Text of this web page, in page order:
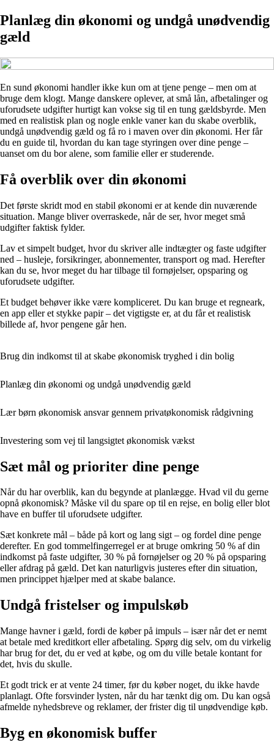
Planlæg din økonomi og undgå unødvendig
gæld
En sund økonomi handler ikke kun om at tjene penge – men om at
bruge dem klogt. Mange danskere oplever, at små lån, afbetalinger og
uforudsete udgifter hurtigt kan vokse sig til en tung gældsbyrde. Men
med en realistisk plan og nogle enkle vaner kan du skabe overblik,
undgå unødvendig gæld og få ro i maven over din økonomi. Her får
du en guide til, hvordan du kan tage styringen over dine penge –
uanset om du bor alene, som familie eller er studerende.
Få overblik over din økonomi
Det første skridt mod en stabil økonomi er at kende din nuværende
situation. Mange bliver overraskede, når de ser, hvor meget små
udgifter faktisk fylder.
Lav et simpelt budget, hvor du skriver alle indtægter og faste udgifter
ned – husleje, forsikringer, abonnementer, transport og mad. Herefter
kan du se, hvor meget du har tilbage til fornøjelser, opsparing og
uforudsete udgifter.
Et budget behøver ikke være kompliceret. Du kan bruge et regneark,
en app eller et stykke papir – det vigtigste er, at du får et realistisk
billede af, hvor pengene går hen.
Brug din indkomst til at skabe økonomisk tryghed i din bolig
Planlæg din økonomi og undgå unødvendig gæld
Lær børn økonomisk ansvar gennem privatøkonomisk rådgivning
Investering som vej til langsigtet økonomisk vækst
Sæt mål og prioriter dine penge
Når du har overblik, kan du begynde at planlægge. Hvad vil du gerne
opnå økonomisk? Måske vil du spare op til en rejse, en bolig eller blot
have en buffer til uforudsete udgifter.
Sæt konkrete mål – både på kort og lang sigt – og fordel dine penge
derefter. En god tommelfingerregel er at bruge omkring 50 % af din
indkomst på faste udgifter, 30 % på fornøjelser og 20 % på opsparing
eller afdrag på gæld. Det kan naturligvis justeres efter din situation,
men princippet hjælper med at skabe balance.
Undgå fristelser og impulskøb
Mange havner i gæld, fordi de køber på impuls – især når det er nemt
at betale med kreditkort eller afbetaling. Spørg dig selv, om du virkelig
har brug for det, du er ved at købe, og om du ville betale kontant for
det, hvis du skulle.
Et godt trick er at vente 24 timer, før du køber noget, du ikke havde
planlagt. Ofte forsvinder lysten, når du har tænkt dig om. Du kan også
afmelde nyhedsbreve og reklamer, der frister dig til unødvendige køb.
Byg en økonomisk buffer